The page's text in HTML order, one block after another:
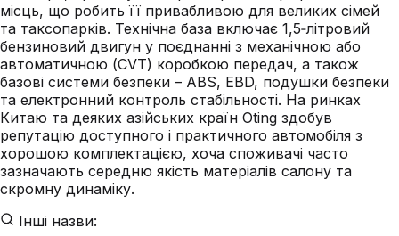
місць, що робить її привабливою для великих сімей
та таксопарків. Технічна база включає 1,5‑літровий
бензиновий двигун у поєднанні з механічною або
автоматичною (CVT) коробкою передач, а також
базові системи безпеки – ABS, EBD, подушки безпеки
та електронний контроль стабільності. На ринках
Китаю та деяких азійських країн Oting здобув
репутацію доступного і практичного автомобіля з
хорошою комплектацією, хоча споживачі часто
зазначають середню якість матеріалів салону та
скромну динаміку.
Інші назви: